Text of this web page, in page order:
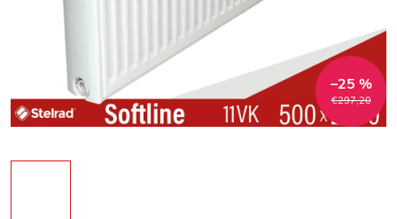
€297,20
–25 %